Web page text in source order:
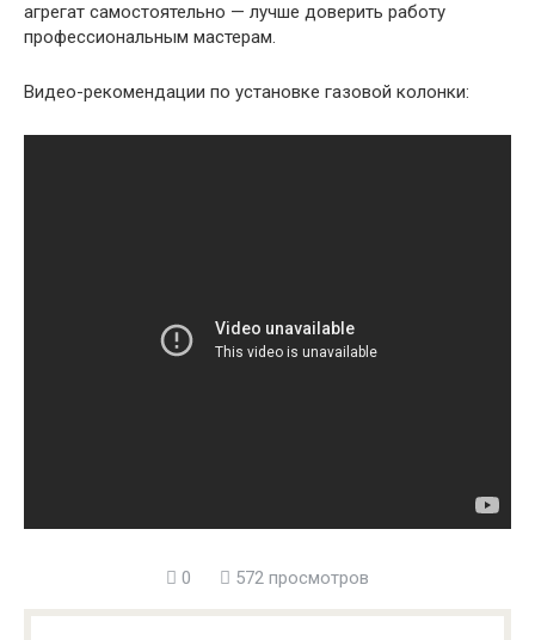
агрегат самостоятельно — лучше доверить работу
профессиональным мастерам.
Видео-рекомендации по установке газовой колонки:
0 572 просмотров